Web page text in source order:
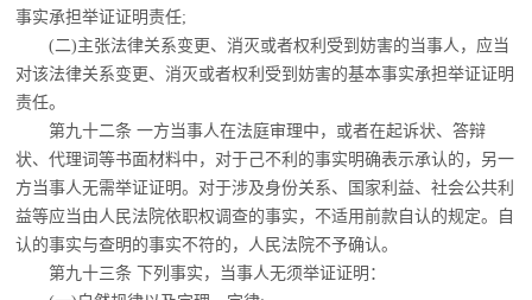
事实承担举证证明责任;
(二)主张法律关系变更、消灭或者权利受到妨害的当事人，应当
对该法律关系变更、消 灭或者权利受到妨害的基本事实承担举证证明
责任。
第九十二条 一方当事人在法庭审理中，或者在起诉状、答辩
状、代理词等书面材料中， 对于己不利的事实明确表示承认的，另一
方当事人无需举证证明。对于涉及身份关系、国家利益、社会公共利
益等应当由人民法院依职权调查的事实，不适用前款自认的规定。自
认的事实与查明的事实不符的，人民法院不予确认。
第九十三条 下列事实，当事人无须举证证明：